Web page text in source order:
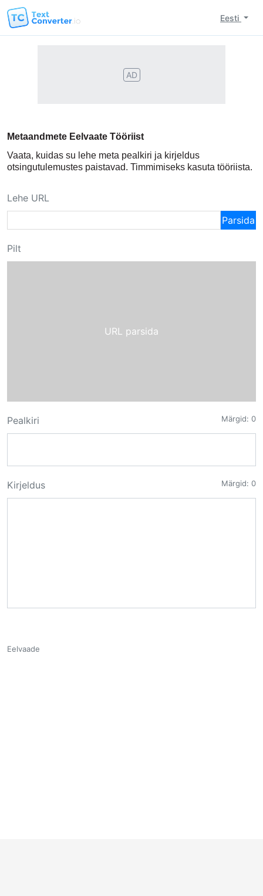
Eesti
AD
Metaandmete Eelvaate Tööriist
Vaata, kuidas su lehe meta pealkiri ja kirjeldus
otsingutulemustes paistavad. Timmimiseks kasuta tööriista.
Lehe URL
Parsida
Pilt
URL parsida
Pealkiri Märgid: 0
Kirjeldus Märgid: 0
Eelvaade